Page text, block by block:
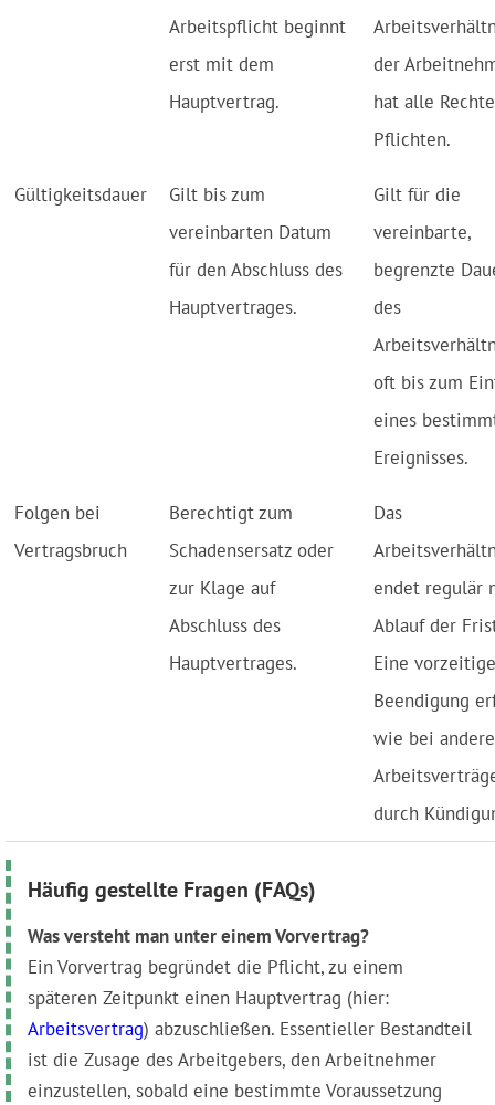
Arbeitspflicht beginnt
erst mit dem
Hauptvertrag.
der
hat alle
Pflichten.
Gültigkeitsdauer
Gilt bis zum
vereinbarten Datum
für den Abschluss des
Hauptvertrages.
Gilt für die
vereinbarte,
begrenzte
des
oft bis zum
eines
Ereignisses.
Folgen bei
Vertragsbruch
Berechtigt zum
Schadensersatz oder
zur Klage auf
Abschluss des
Hauptvertrages.
Das
endet regulär
Ablauf der
Eine vorzeitige
Beendigung
wie bei
durch
Häufig gestellte Fragen (FAQs)
Was versteht man unter einem Vorvertrag?
Ein Vorvertrag begründet die Pflicht, zu einem
späteren Zeitpunkt einen Hauptvertrag (hier:
Arbeitsvertrag) abzuschließen. Essentieller Bestandteil
ist die Zusage des Arbeitgebers, den Arbeitnehmer
einzustellen, sobald eine bestimmte Voraussetzung